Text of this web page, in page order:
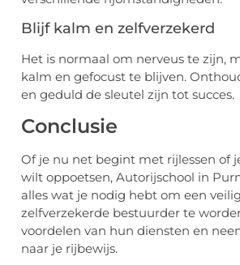
Blijf kalm en zelfverzekerd
Het is normaal om nerveus te zijn,
kalm en gefocust te blijven.
en geduld de sleutel zijn tot succes.
Conclusie
Of je nu net begint met rijlessen of
wilt oppoetsen, Autorijschool in
alles wat je nodig hebt om een
zelfverzekerde bestuurder te
voordelen van hun diensten en
naar je rijbewijs.